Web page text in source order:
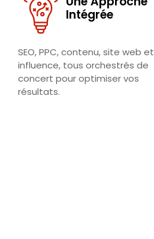
Intégrée
SEO, PPC, contenu, site web et
influence, tous orchestrés de
concert pour optimiser vos
résultats.